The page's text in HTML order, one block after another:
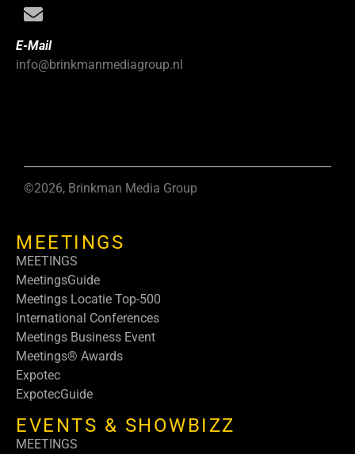
E-Mail
info@brinkmanmediagroup.nl
©2026, Brinkman Media Group
MEETINGS
MEETINGS
MeetingsGuide
Meetings Locatie Top-500
International Conferences
Meetings Business Event
Meetings® Awards
Expotec
ExpotecGuide
EVENTS & SHOWBIZZ
MEETINGS